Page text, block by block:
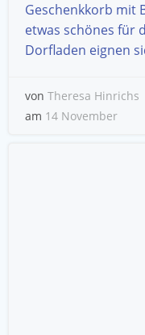
Geschenkkorb mit
etwas schönes für
Dorfladen eignen
von Theresa Hinrichs
am 14 November